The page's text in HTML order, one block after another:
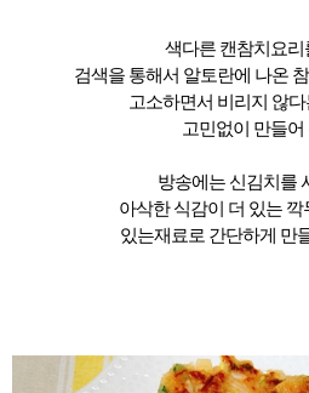
색다른 캔참치요
검색을 통해서 알토란에 나온
고소하면서 비리지 않
고민없이 만들어
방송에는 신김치를
아삭한 식감이 더 있는
있는재료로 간단하게 만